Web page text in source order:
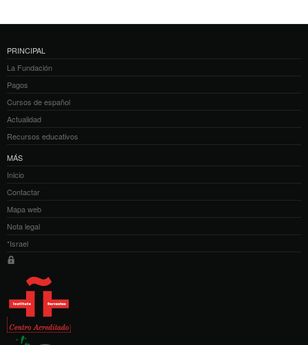
PRINCIPAL
La Fundación
Pagos
Cursos de español
Actualidad
Recursos educativos
MÁS
Inicio
Contactar
Mapa web
Nota legal
*Israel